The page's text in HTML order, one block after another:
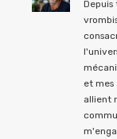
Depuis
et mes
allient